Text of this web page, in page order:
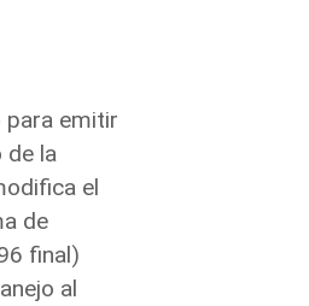
para emitir
de la
el
de
final)
al